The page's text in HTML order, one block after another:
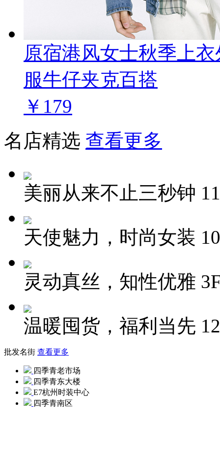
原宿港风女士秋季上
服牛仔夹克百搭
￥179
名店精选 查看更多
美丽从来不止三秒钟
天使魅力，时尚女装
灵动真丝，知性优雅
温暖囤货，福利当先
批发名街 查看更多
四季青老市场
四季青东大楼
E7杭州时装中心
四季青南区